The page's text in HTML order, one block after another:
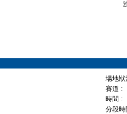
場地
賽道 :
時間 :
分段